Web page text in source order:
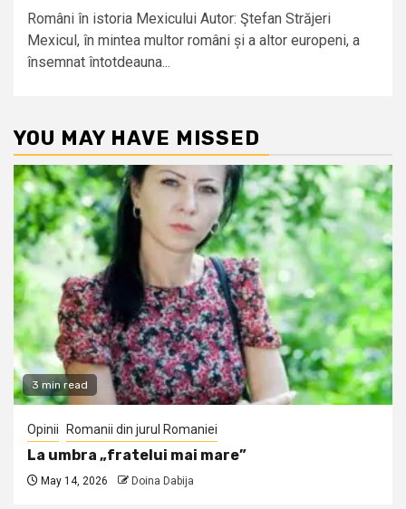
Români în istoria Mexicului Autor: Ştefan Străjeri
Mexicul, în mintea multor români și a altor europeni, a
însemnat întotdeauna...
YOU MAY HAVE MISSED
3 min read
Opinii Romanii din jurul Romaniei
La umbra „fratelui mai mare”
May 14, 2026 Doina Dabija